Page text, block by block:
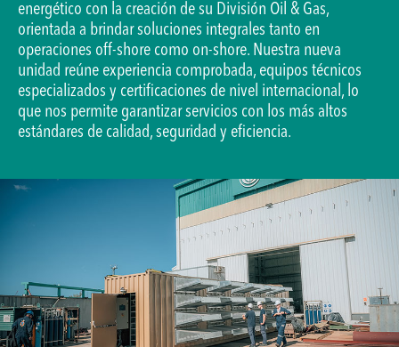
energético con la creación de su División Oil & Gas,
orientada a brindar soluciones integrales tanto en
operaciones off-shore como on-shore. Nuestra nueva
unidad reúne experiencia comprobada, equipos técnicos
especializados y certificaciones de nivel internacional, lo
que nos permite garantizar servicios con los más altos
estándares de calidad, seguridad y eficiencia.